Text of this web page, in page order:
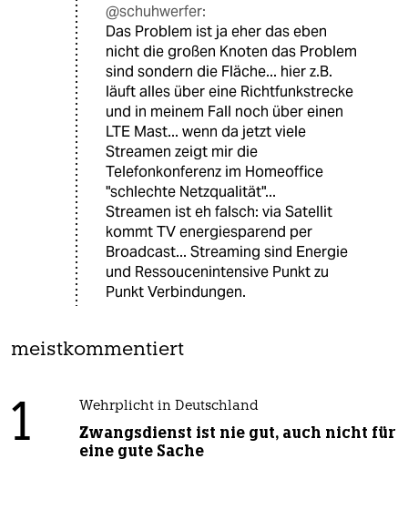
@schuhwerfer:
Das Problem ist ja eher das eben
nicht die großen Knoten das Problem
sind sondern die Fläche... hier z.B.
läuft alles über eine Richtfunkstrecke
und in meinem Fall noch über einen
LTE Mast... wenn da jetzt viele
Streamen zeigt mir die
Telefonkonferenz im Homeoffice
"schlechte Netzqualität"...
Streamen ist eh falsch: via Satellit
kommt TV energiesparend per
Broadcast... Streaming sind Energie
und Ressoucenintensive Punkt zu
Punkt Verbindungen.
meistkommentiert
1 Wehrplicht in Deutschland
Zwangsdienst ist nie gut, auch nicht für
eine gute Sache